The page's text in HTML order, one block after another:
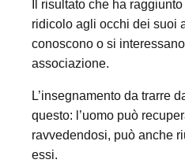
Il risultato che ha
ridicolo agli occhi dei suoi
conoscono o si
associazione.
L’insegnamento da trarre
questo: l’uomo può
ravvedendosi, può anche
essi.